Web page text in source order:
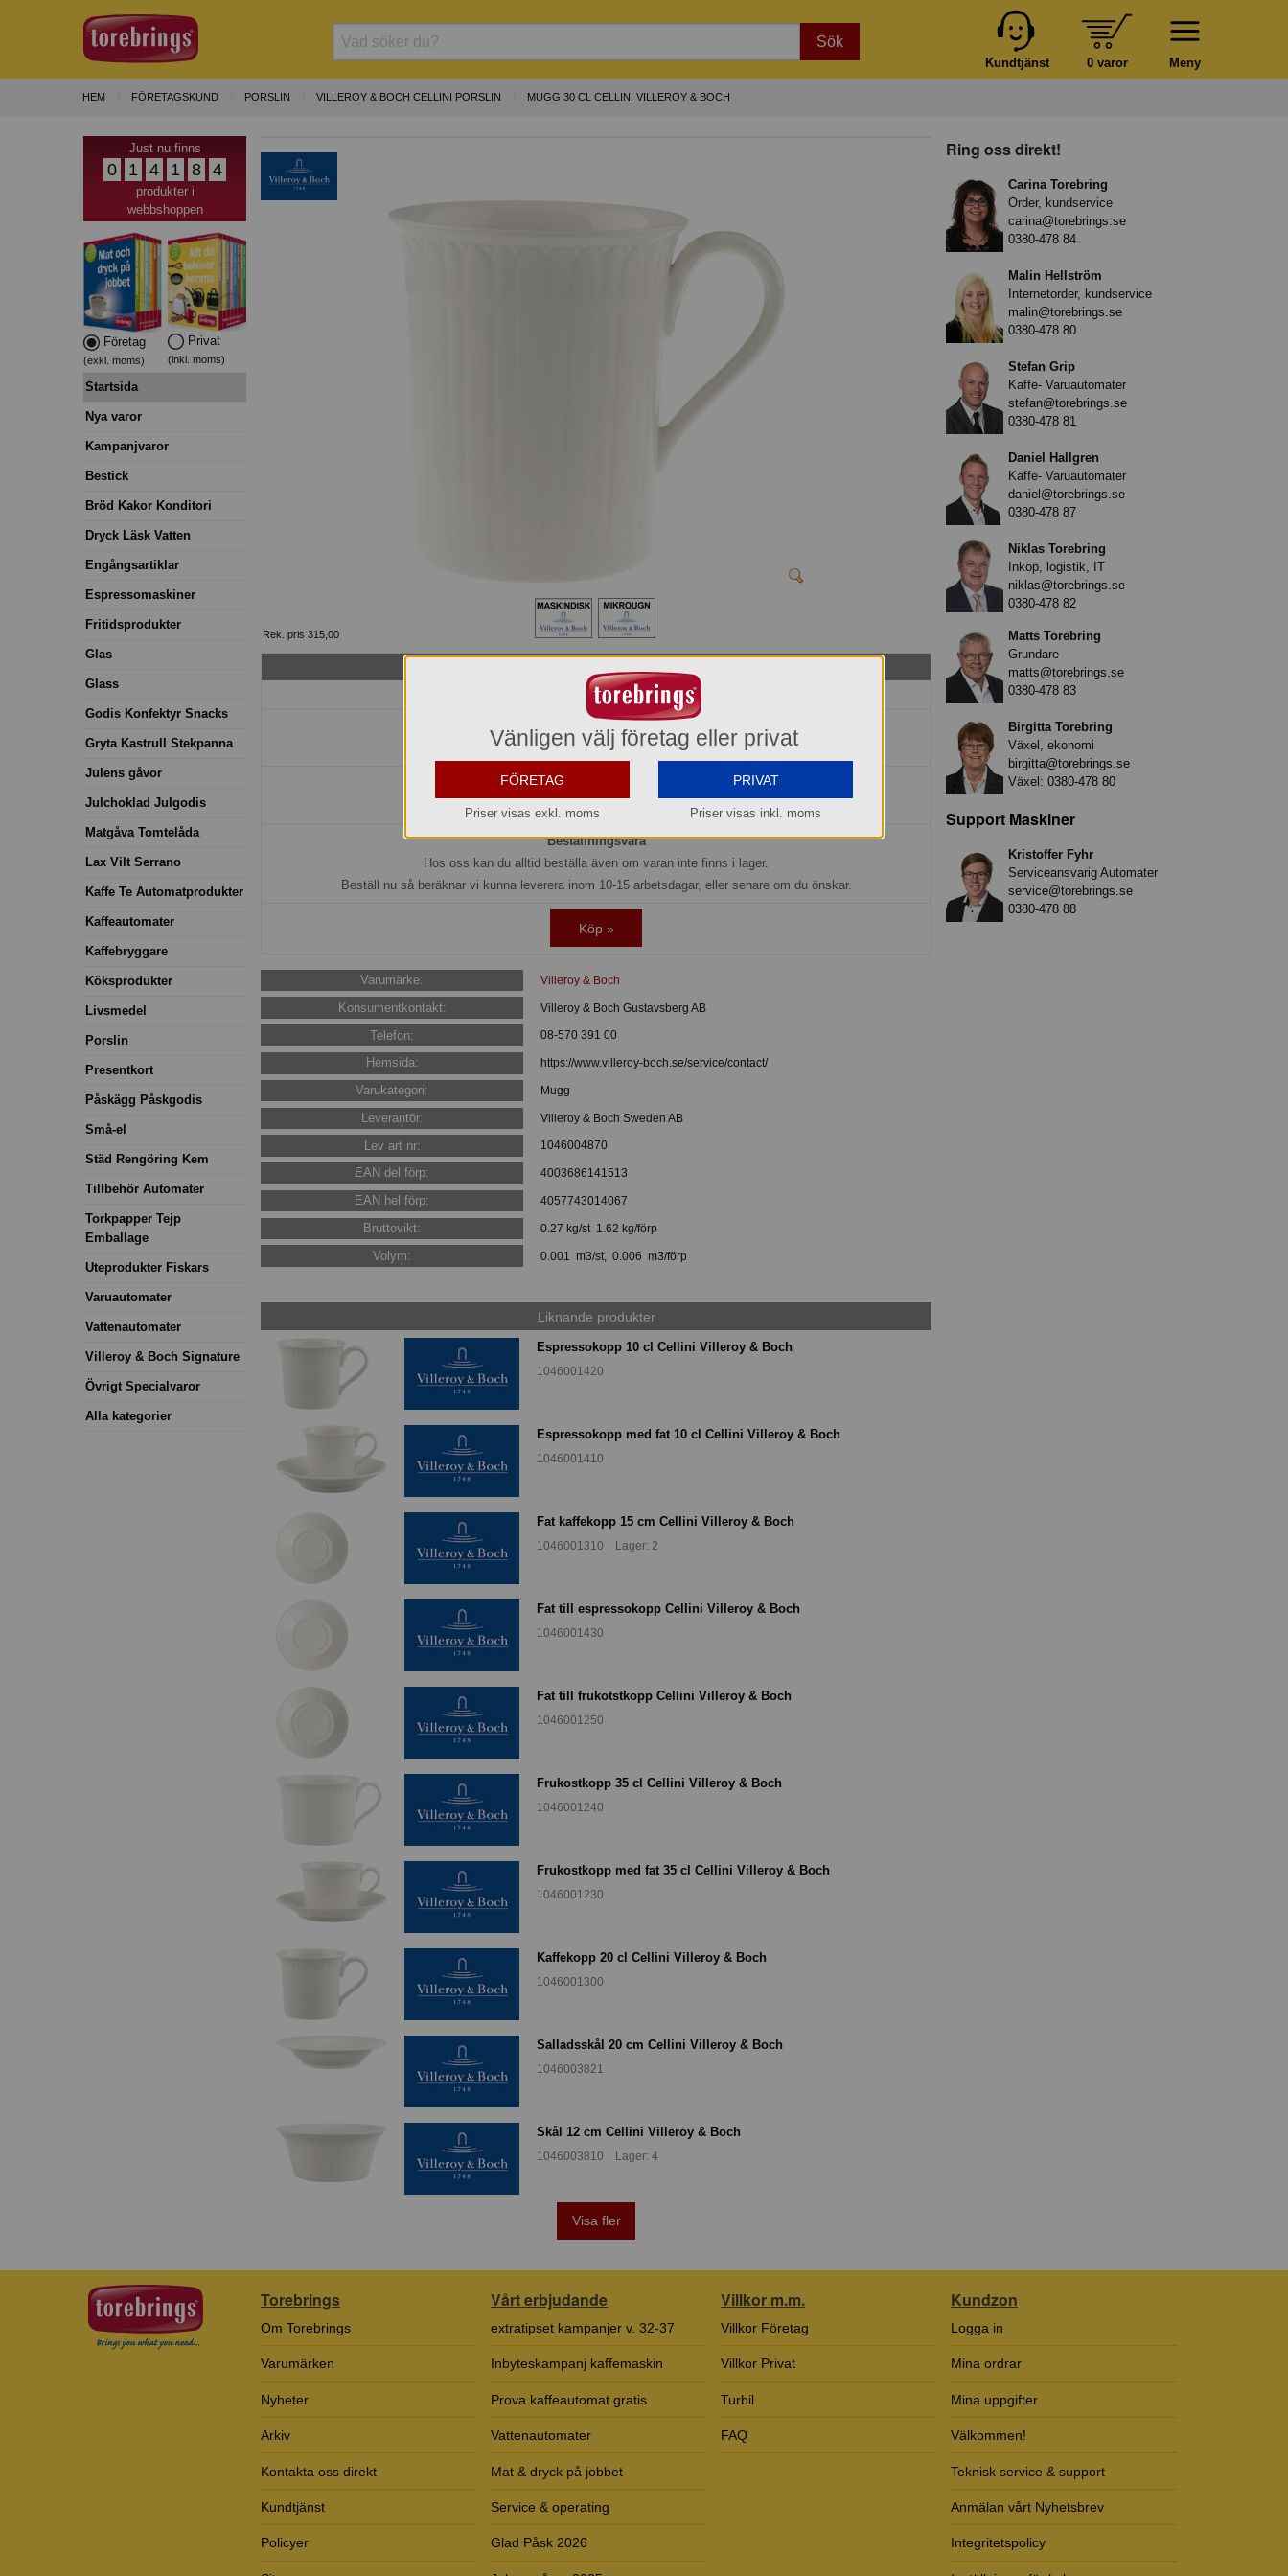
Sök
Meny
0 varor
Kundtjänst
HEM FÖRETAGSKUND PORSLIN VILLEROY & BOCH CELLINI PORSLIN MUGG 30 CL CELLINI VILLEROY & BOCH
Just nu finns
0 1 4 1 8 4
produkter i
webbshoppen
Företag
(exkl. moms)
Privat
(inkl. moms)
Startsida
Nya varor
Kampanjvaror
Bestick
Bröd Kakor Konditori
Dryck Läsk Vatten
Engångsartiklar
Espressomaskiner
Fritidsprodukter
Glas
Glass
Godis Konfektyr Snacks
Gryta Kastrull Stekpanna
Julens gåvor
Julchoklad Julgodis
Matgåva Tomtelåda
Lax Vilt Serrano
Kaffe Te Automatprodukter
Kaffeautomater
Kaffebryggare
Köksprodukter
Livsmedel
Porslin
Presentkort
Påskägg Påskgodis
Små-el
Städ Rengöring Kem
Tillbehör Automater
Torkpapper Tejp
Emballage
Uteprodukter Fiskars
Varuautomater
Vattenautomater
Villeroy & Boch Signature
Övrigt Specialvaror
Alla kategorier
Rek. pris 315,00
Mugg 30 cl Cellini Villeroy & Boch
1046004870
234,00 kr
Del av förpackning = 1 st
1.404,00 kr
Hel förpackning =
Beställningsvara
Hos oss kan du alltid beställa även om varan inte finns i lager.
Beställ nu så beräknar vi kunna leverera inom 10-15 arbetsdagar, eller senare om du önskar.
Köp »
Varumärke: Villeroy & Boch
Konsumentkontakt: Villeroy & Boch Gustavsberg AB
Telefon: 08-570 391 00
Hemsida: https://www.villeroy-boch.se/service/contact/
Varukategori: Mugg
Leverantör: Villeroy & Boch Sweden AB
Lev art nr: 1046004870
EAN del förp: 4003686141513
EAN hel förp: 4057743014067
Bruttovikt: 0.27 kg/st 1.62 kg/förp
Volym: 0.001 m3/st, 0.006 m3/förp
Liknande produkter
Espressokopp 10 cl Cellini Villeroy & Boch
1046001420
Espressokopp med fat 10 cl Cellini Villeroy & Boch
1046001410
Fat kaffekopp 15 cm Cellini Villeroy & Boch
1046001310 Lager: 2
Fat till espressokopp Cellini Villeroy & Boch
1046001430
Fat till frukotstkopp Cellini Villeroy & Boch
1046001250
Frukostkopp 35 cl Cellini Villeroy & Boch
1046001240
Frukostkopp med fat 35 cl Cellini Villeroy & Boch
1046001230
Kaffekopp 20 cl Cellini Villeroy & Boch
1046001300
Salladsskål 20 cm Cellini Villeroy & Boch
1046003821
Skål 12 cm Cellini Villeroy & Boch
1046003810 Lager: 4
Visa fler
Ring oss direkt!
Carina Torebring
Order, kundservice
carina@torebrings.se
0380-478 84
Malin Hellström
Internetorder, kundservice
malin@torebrings.se
0380-478 80
Stefan Grip
Kaffe- Varuautomater
stefan@torebrings.se
0380-478 81
Daniel Hallgren
Kaffe- Varuautomater
daniel@torebrings.se
0380-478 87
Niklas Torebring
Inköp, logistik, IT
niklas@torebrings.se
0380-478 82
Matts Torebring
Grundare
matts@torebrings.se
0380-478 83
Birgitta Torebring
Växel, ekonomi
birgitta@torebrings.se
Växel: 0380-478 80
Support Maskiner
Kristoffer Fyhr
Serviceansvarig Automater
service@torebrings.se
0380-478 88
Torebrings
Om Torebrings
Varumärken
Nyheter
Arkiv
Kontakta oss direkt
Kundtjänst
Policyer
Vårt erbjudande
extratipset kampanjer v. 32-37
Inbyteskampanj kaffemaskin
Prova kaffeautomat gratis
Vattenautomater
Mat & dryck på jobbet
Service & operating
Glad Påsk 2026
Villkor m.m.
Villkor Företag
Villkor Privat
Turbil
FAQ
Kundzon
Logga in
Mina ordrar
Mina uppgifter
Välkommen!
Teknisk service & support
Anmälan vårt Nyhetsbrev
Integritetspolicy
Vänligen välj företag eller privat
FÖRETAG
Priser visas exkl. moms
PRIVAT
Priser visas inkl. moms